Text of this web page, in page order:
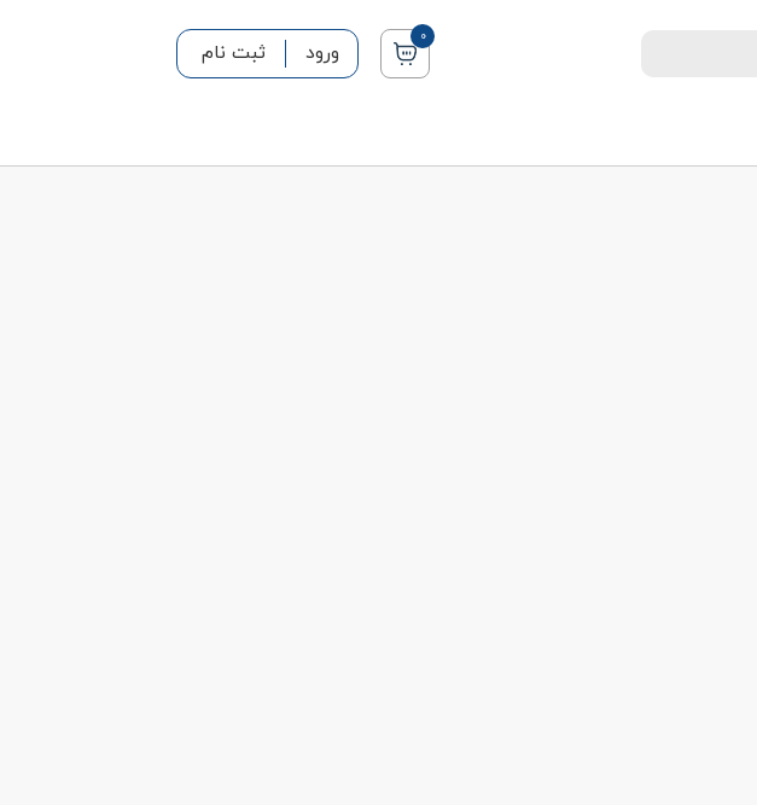
0
ورود ثبت نام